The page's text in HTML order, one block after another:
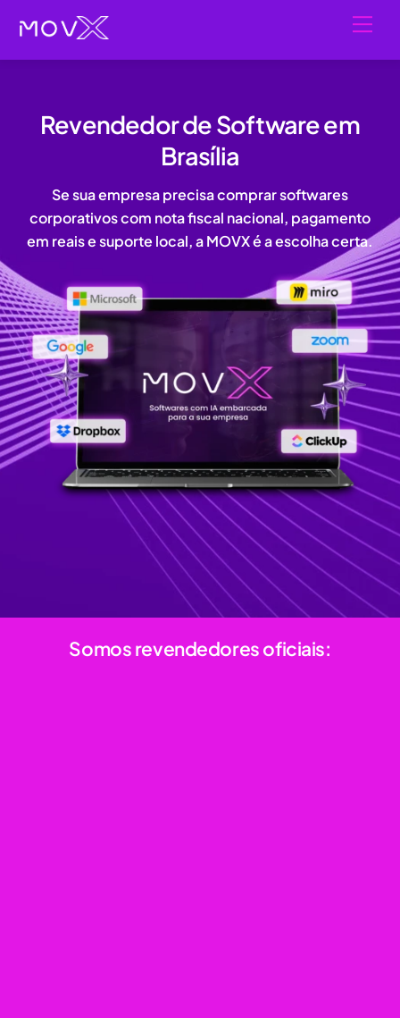
content
Revendedor de Software em
Brasília
Se sua empresa precisacomprar softwares
corporativoscom nota fiscal nacional, pagamento
em reais e suporte local, a MOVX é a escolha certa.
Somos revendedores oficiais: